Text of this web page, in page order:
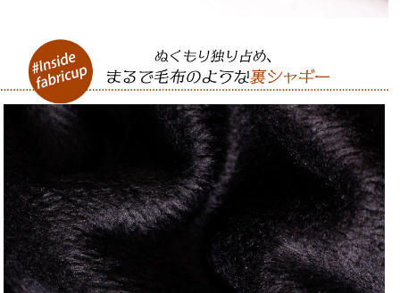
裏起毛だとかゆくなるかなと思いましたが(肌が弱いた
め)、大丈夫そうです。
試着したらちょうどいいです♪